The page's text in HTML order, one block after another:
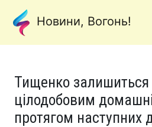
Новини, Вогонь!
Тищенко залишиться
цілодобовим
протягом наступних